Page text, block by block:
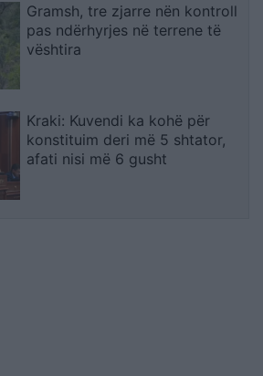
Gramsh, tre zjarre nën kontroll
pas ndërhyrjes në terrene të
vështira
Kraki: Kuvendi ka kohë për
konstituim deri më 5 shtator,
afati nisi më 6 gusht